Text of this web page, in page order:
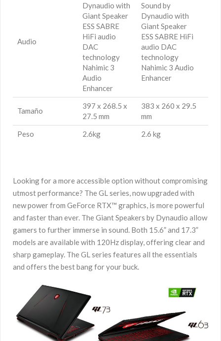
Audio
Dynaudio with
Giant Speaker
ESS SABRE
HiFi audio
DAC
technology
Nahimic 3
Audio
Enhancer
Sound by
Dynaudio with
Giant Speaker
ESS SABRE HiFi
audio DAC
technology
Nahimic 3 Audio
Enhancer
Tamaño
397 x 268.5 x
27.5 mm
383 x 260 x 29.5
mm
Peso
2.6kg 2.6 kg
Looking for a more accessible option without compromising
utmost performance? The GL series, now upgraded with
new power from GeForce RTX™ graphics, is more powerful
and faster than ever. The Giant Speakers by Dynaudio allow
gamers to further immerse in sound. Both 15.6” and 17.3”
models are available with 120Hz display, offering clear and
sharp gameplay. The GL series features all the essentials
and offers the best bang for your buck.